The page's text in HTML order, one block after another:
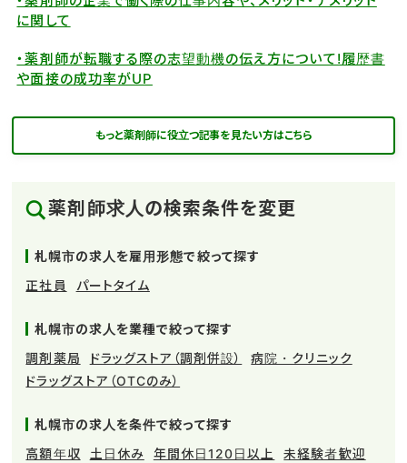
に関して
・薬剤師が転職する際の志望動機の伝え方について!履歴書
や面接の成功率がUP
もっと薬剤師に役立つ記事を見たい方はこちら
薬剤師求人の検索条件を変更
札幌市の求人を雇用形態で絞って探す
正社員
パートタイム
札幌市の求人を業種で絞って探す
調剤薬局
ドラッグストア（調剤併設）
病院・クリニック
ドラッグストア（OTCのみ）
札幌市の求人を条件で絞って探す
高額年収
土日休み 年間休日120日以上
未経験者歓迎